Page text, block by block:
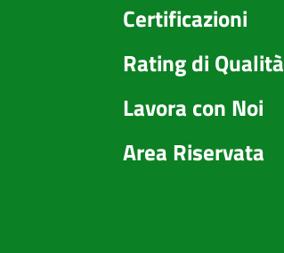
Certificazioni
Rating di Qualità
Lavora con Noi
Area Riservata